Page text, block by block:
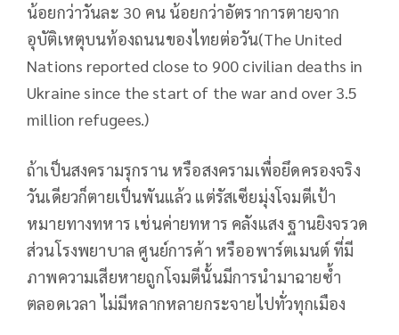
น้อยกว่าวันละ 30 คน น้อยกว่าอัตราการตายจาก
อุบัติเหตุบนท้องถนนของไทยต่อวัน(The United
Nations reported close to 900 civilian deaths in
Ukraine since the start of the war and over 3.5
million refugees.)
ถ้าเป็นสงครามรุกราน หรือสงครามเพื่อยึดครองจริง
วันเดียวก็ตายเป็นพันแล้ว แต่รัสเซียมุ่งโจมตีเป้า
หมายทางทหาร เช่นค่ายทหาร คลังแสง ฐานยิงจรวด
ส่วนโรงพยาบาล ศูนย์การค้า หรืออพาร์ตเมนต์ ที่มี
ภาพความเสียหายถูกโจมตีนั้นมีการนำมาฉายซ้ำ
ตลอดเวลา ไม่มีหลากหลายกระจายไปทั่วทุกเมือง